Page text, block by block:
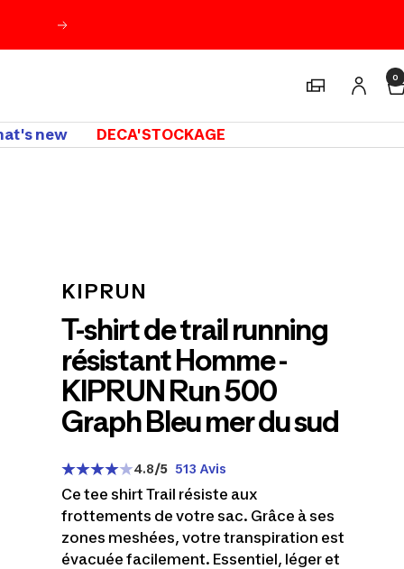
Suivant
Magasins 0
new DECA'STOCKAGE
KIPRUN
T-shirt de trail running
résistant Homme -
KIPRUN Run 500
Graph Bleu mer du sud
4.8/5 513 Avis
Ce tee shirt Trail résiste aux
frottements de votre sac. Grâce à ses
zones meshées, votre transpiration est
évacuée facilement. Essentiel, léger et